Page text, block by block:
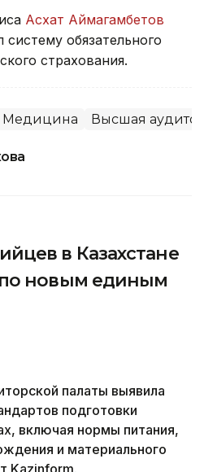
Асхат Аймагамбетов
обязательного
страхования.
Медицина Высшая
в Казахстане
по новым единым
палаты выявила
подготовки
включая нормы питания,
и материального
Kazinform.